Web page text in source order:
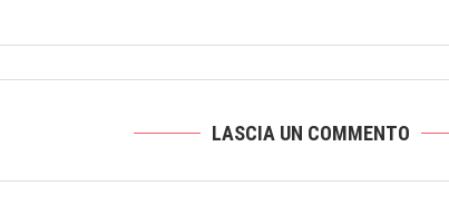
LASCIA UN COMMENTO